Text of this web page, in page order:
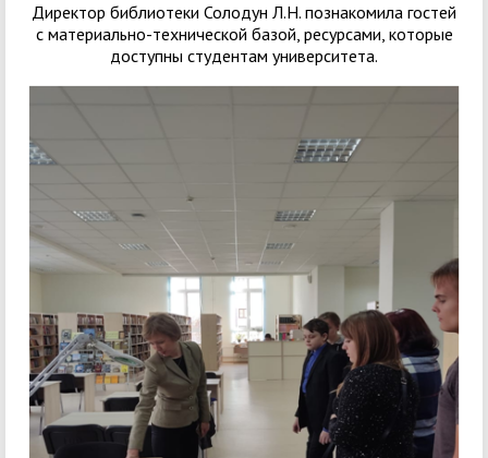
Директор библиотеки Солодун Л.Н. познакомила гостей
с материально-технической базой, ресурсами, которые
доступны студентам университета.